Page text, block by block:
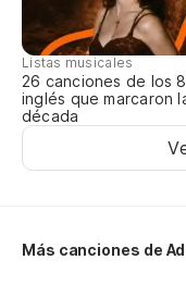
Listas musicales
26 canciones de los
inglés que marcaron
década
Más canciones de